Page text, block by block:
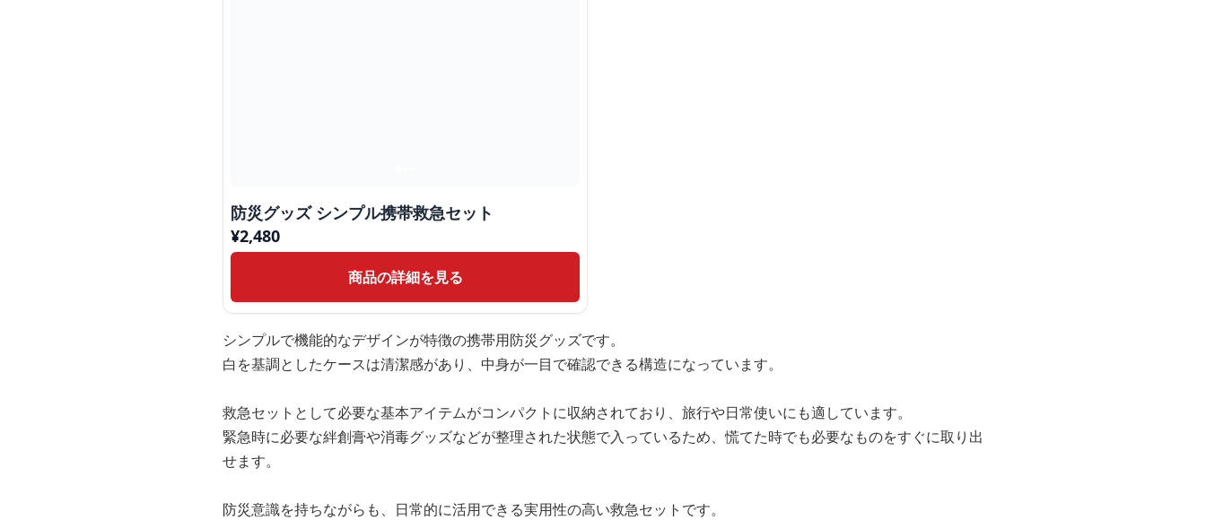
防災グッズ シンプル携帯救急セット
¥2,480
商品の詳細を見る
シンプルで機能的なデザインが特徴の携帯用防災グッズです。
白を基調としたケースは清潔感があり、中身が一目で確認できる構造になっています。
救急セットとして必要な基本アイテムがコンパクトに収納されており、旅行や日常使いにも適しています。
緊急時に必要な絆創膏や消毒グッズなどが整理された状態で入っているため、慌てた時でも必要なものをすぐに取り出
せます。
防災意識を持ちながらも、日常的に活用できる実用性の高い救急セットです。